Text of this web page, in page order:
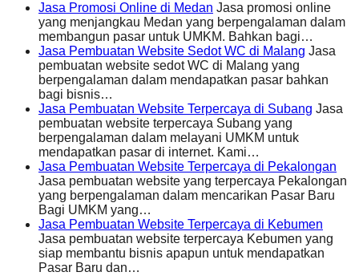
Jasa Promosi Online di Medan Jasa promosi online
yang menjangkau Medan yang berpengalaman dalam
membangun pasar untuk UMKM. Bahkan bagi…
Jasa Pembuatan Website Sedot WC di Malang Jasa
pembuatan website sedot WC di Malang yang
berpengalaman dalam mendapatkan pasar bahkan
bagi bisnis…
Jasa Pembuatan Website Terpercaya di Subang Jasa
pembuatan website terpercaya Subang yang
berpengalaman dalam melayani UMKM untuk
mendapatkan pasar di internet. Kami…
Jasa Pembuatan Website Terpercaya di Pekalongan
Jasa pembuatan website yang terpercaya Pekalongan
yang berpengalaman dalam mencarikan Pasar Baru
Bagi UMKM yang…
Jasa Pembuatan Website Terpercaya di Kebumen
Jasa pembuatan website terpercaya Kebumen yang
siap membantu bisnis apapun untuk mendapatkan
Pasar Baru dan…